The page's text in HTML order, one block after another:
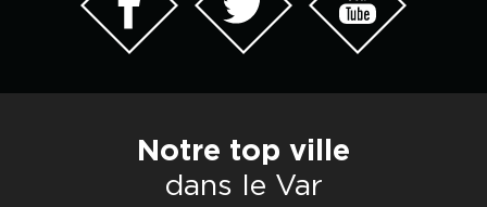
Notre top ville
dans le Var